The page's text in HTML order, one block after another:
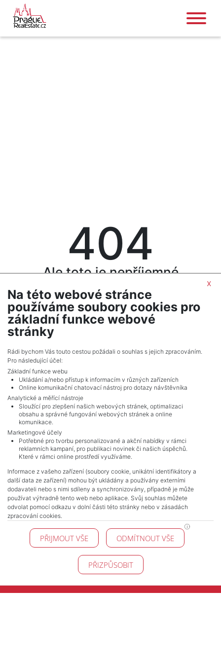
404
Ale toto je nepříjemné
Je nám líto, ale požadovaná stránka není k dispozici. Stránka
byla zřejmě odstraněna nebo přesunuta. Je rovněž možné,
že zadané URL obsahuje překlep
x
Na této webové stránce
používáme soubory cookies pro
základní funkce webové
stránky
Rádi bychom Vás touto cestou požádali o souhlas s jejich zpracováním.
Pro následující účel:
Základní funkce webu
Ukládání a/nebo přístup k informacím v různých zařízeních
Online komunikační chatovací nástroj pro dotazy návštěvníka
Analytické a měřící nástroje
Sloužící pro zlepšení našich webových stránek, optimalizaci
obsahu a správné fungování webových stránek a online
komunikace.
Marketingové účely
Potřebné pro tvorbu personalizované a akční nabídky v rámci
reklamních kampaní, pro publikaci novinek či našich úspěchů.
Které v rámci online prostředí využíváme.
Informace z vašeho zařízení (soubory cookie, unikátní identifikátory a
další data ze zařízení) mohou být ukládány a používány externími
dodavateli nebo s nimi sdíleny a synchronizovány, případně je může
používat výhradně tento web nebo aplikace. Svůj souhlas můžete
odvolat pomocí odkazu v dolní části této stránky nebo v zásadách
zpracování cookies.
PŘIJMOUT VŠE ODMÍTNOUT VŠE
PŘIZPŮSOBIT